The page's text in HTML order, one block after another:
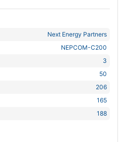
Next Energy Partners
NEPCOM-C200
3
50
206
165
188